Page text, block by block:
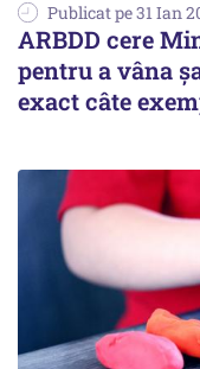
Publicat pe 31 Ian
ARBDD cere
pentru a vâna
exact câte